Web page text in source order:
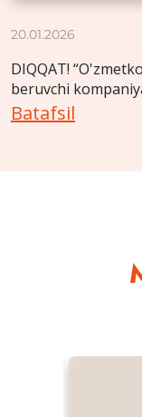
20.01.2026
DIQQAT!
beruvchi
Batafsil